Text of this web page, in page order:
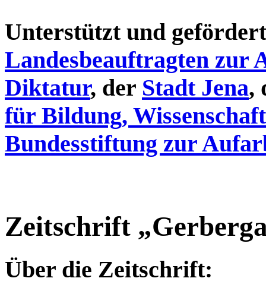
Unterstützt und
Landesbeauftragten zur
Diktatur, der Stadt Jena,
für Bildung,
Bundesstiftung zur
Zeitschrift
Über die Zeitschrift: